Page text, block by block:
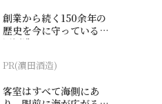
創業から続く150余年の
歴史を今に守っている濵
田酒造
PR(濵田酒造)
客室はすべて海側にあ